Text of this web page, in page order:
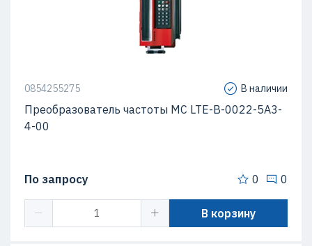
0854255275 В наличии
Преобразователь частоты MC LTE-B-0022-5A3-
4-00
По запросу 0 0
В корзину